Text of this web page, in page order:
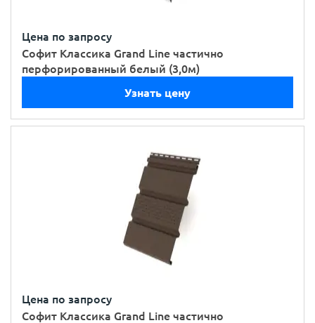
Цена по запросу
Софит Классика Grand Line частично
перфорированный белый (3,0м)
Узнать цену
Цена по запросу
Софит Классика Grand Line частично